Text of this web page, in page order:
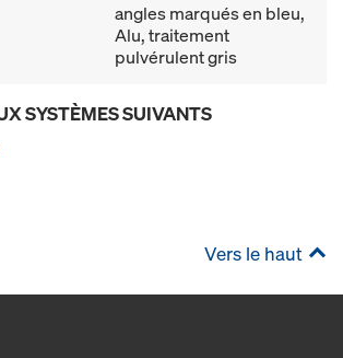
angles marqués en bleu,
Alu, traitement
pulvérulent gris
SYSTÈMES SUIVANTS
Vers le haut